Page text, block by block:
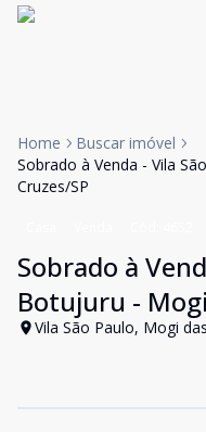
Home
Buscar imóvel
Sobrado à Venda - Vila
Cruzes/SP
Sobrado à
Botujuru -
Vila São Paulo, Mogi